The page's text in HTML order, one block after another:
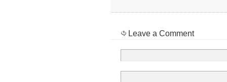
Leave a Comment